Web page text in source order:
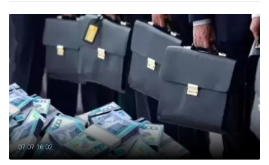
07.07 16:02